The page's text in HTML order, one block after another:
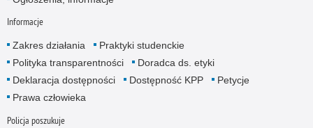
Informacje
Zakres działania
Praktyki studenckie
Polityka transparentności
Doradca ds. etyki
Deklaracja dostępności
Dostępność KPP
Petycje
Prawa człowieka
Policja poszukuje